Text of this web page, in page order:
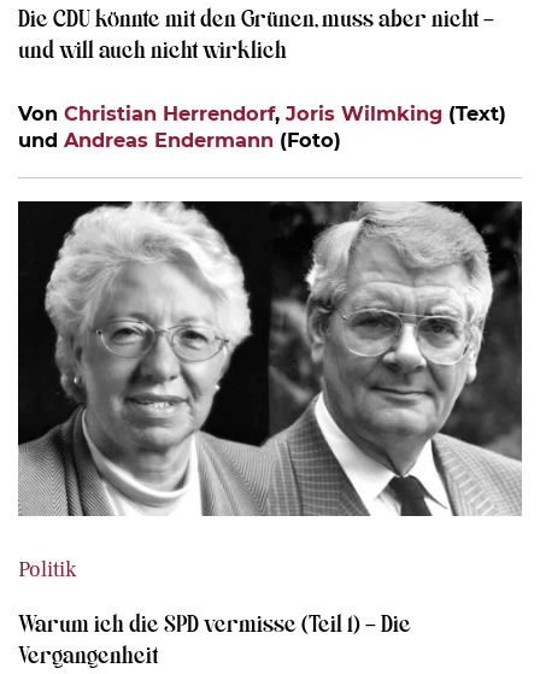
Die CDU könnte mit den Grünen, muss aber nicht –
und will auch nicht wirklich
Von Christian Herrendorf, Joris Wilmking (Text)
und Andreas Endermann (Foto)
Politik
Warum ich die SPD vermisse (Teil 1) – Die
Vergangenheit